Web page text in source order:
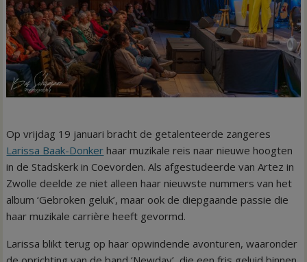
Op vrijdag 19 januari bracht de getalenteerde zangeres
Larissa Baak-Donker haar muzikale reis naar nieuwe hoogten
in de Stadskerk in Coevorden. Als afgestudeerde van Artez in
Zwolle deelde ze niet alleen haar nieuwste nummers van het
album ‘Gebroken geluk’, maar ook de diepgaande passie die
haar muzikale carrière heeft gevormd.
Larissa blikt terug op haar opwindende avonturen, waaronder